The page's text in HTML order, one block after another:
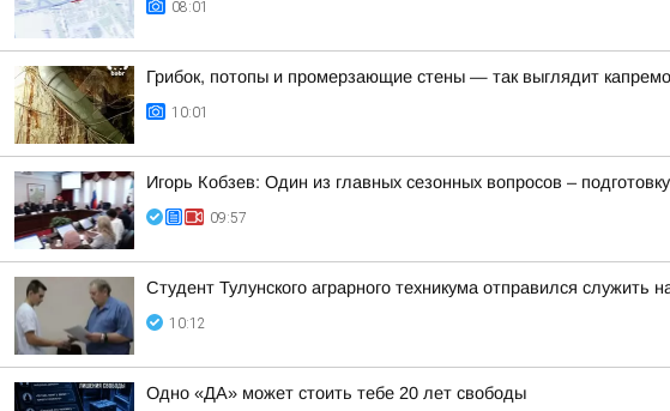
08:01
Грибок, потопы и промерзающие стены — так выглядит
10:01
Игорь Кобзев: Один из главных сезонных вопросов –
09:57
Студент Тулунского аграрного техникума отправился служить
10:12
Одно «ДА» может стоить тебе 20 лет свободы